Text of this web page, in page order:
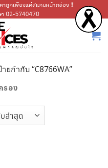
าถูกเพียงแค่สแกนหน้ากล่อง !!
า 02-5740470
กำกับ “C8766WA”
รอง